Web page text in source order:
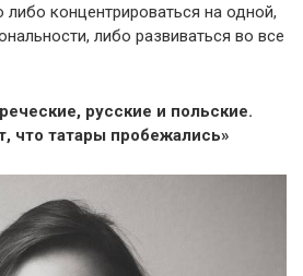
концентрироваться на одной,
либо развиваться во все
русские и польские.
что татары пробежались»